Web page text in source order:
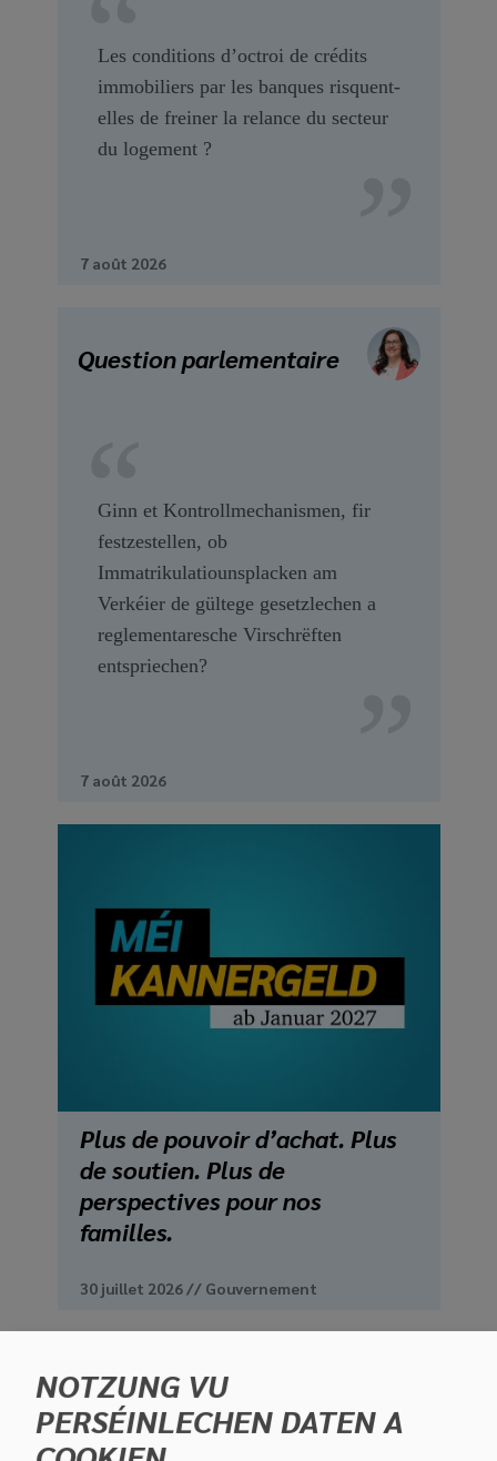
Les conditions d’octroi de crédits
immobiliers par les banques risquent-
elles de freiner la relance du secteur
du logement ?
7 août 2026
Question parlementaire
Ginn et Kontrollmechanismen, fir
festzestellen, ob
Immatrikulatiounsplacken am
Verkéier de gültege gesetzlechen a
reglementaresche Virschrëften
entspriechen?
7 août 2026
Plus de pouvoir d’achat. Plus
de soutien. Plus de
perspectives pour nos
familles.
30 juillet 2026 // Gouvernement
NOTZUNG VU
PERSÉINLECHEN DATEN A